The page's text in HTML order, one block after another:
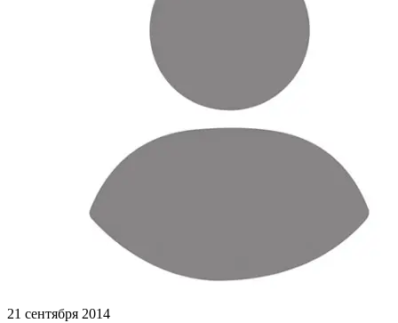
21 сентября 2014